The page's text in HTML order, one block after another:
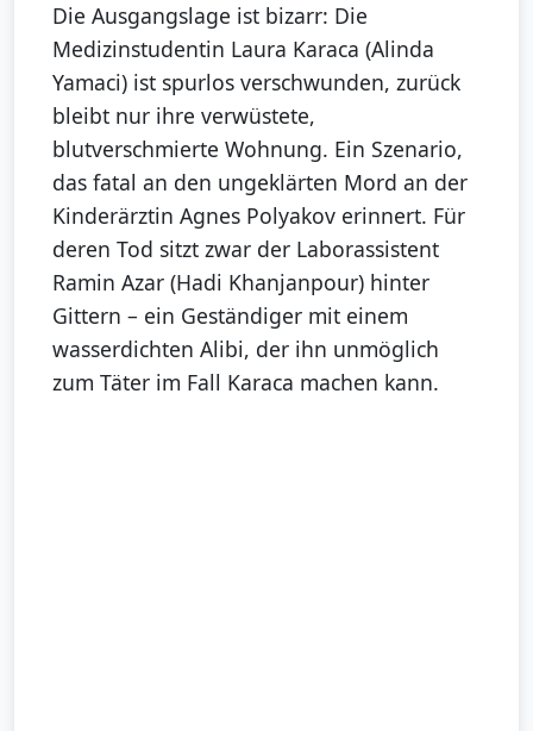
Die Ausgangslage ist bizarr: Die
Medizinstudentin Laura Karaca (Alinda
Yamaci) ist spurlos verschwunden, zurück
bleibt nur ihre verwüstete,
blutverschmierte Wohnung. Ein Szenario,
das fatal an den ungeklärten Mord an der
Kinderärztin Agnes Polyakov erinnert. Für
deren Tod sitzt zwar der Laborassistent
Ramin Azar (Hadi Khanjanpour) hinter
Gittern – ein Geständiger mit einem
wasserdichten Alibi, der ihn unmöglich
zum Täter im Fall Karaca machen kann.